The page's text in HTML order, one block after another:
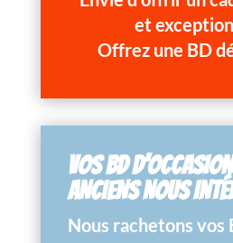
et
Offrez une BD
VOS BD
ANCIENS NOUS
Nous rachetons vos